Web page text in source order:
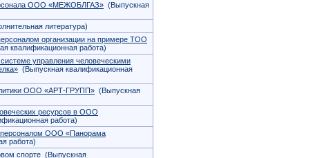
ООО «МЕЖОБЛГАЗ» (Выпускная
литература)
организации на примере ТОО
квалификационная работа)
управления человеческими
(Выпускная квалификационная
ООО «АРТ-ГРУПП» (Выпускная
ресурсов в ООО
работа)
персоналом ООО «Панорама
работа)
спорте (Выпускная